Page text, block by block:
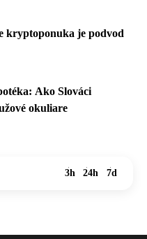
kryptoponuka je podvod
Ako Slováci
okuliare
3h 24h 7d